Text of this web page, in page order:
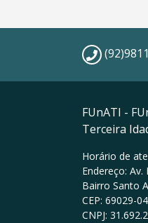
FUnATI -
Terceira
Horário de
Endereço: Av.
Bairro Santo
CEP: 69029-
CNPJ: